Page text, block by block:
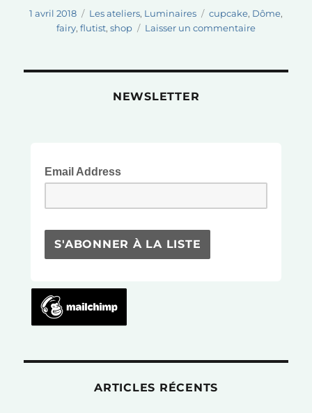
Publié
1 avril 2018 Catégories
Les ateliers, Luminaires Étiquettes
cupcake, Dôme,
fairy, flutist, shop Laisser un commentairesur
dôme,
NEWSLETTER
Email Address
ARTICLES RÉCENTS